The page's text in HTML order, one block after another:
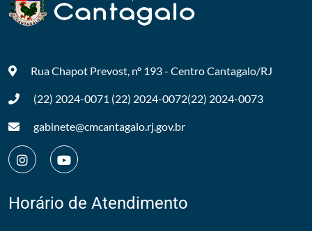
Rua Chapot Prevost, nº 193 - CentroCantagalo/RJ
(22) 2024-0071 (22) 2024-0072(22) 2024-0073
gabinete@cmcantagalo.rj.gov.br
Horário de Atendimento